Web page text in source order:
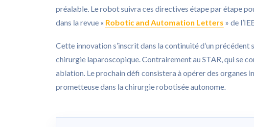
préalable. Le robot suivra ces directives étape par étape
dans la revue « Robotic and Automation Letters » de
Cette innovation s’inscrit dans la continuité d’un précédent
chirurgie laparoscopique. Contrairement au STAR, qui se
ablation. Le prochain défi consistera à opérer des organes
prometteuse dans la chirurgie robotisée autonome.